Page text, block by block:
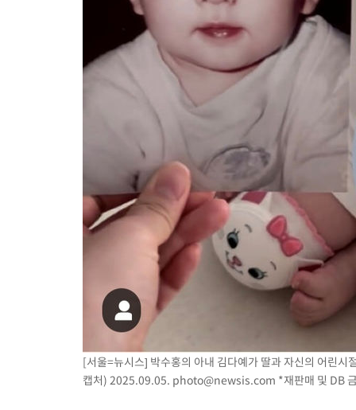
[서울=뉴시스] 박수홍의 아내 김다예가 딸과 자신의 어린
캡처) 2025.09.05. photo@newsis.com *재판매 및 DB